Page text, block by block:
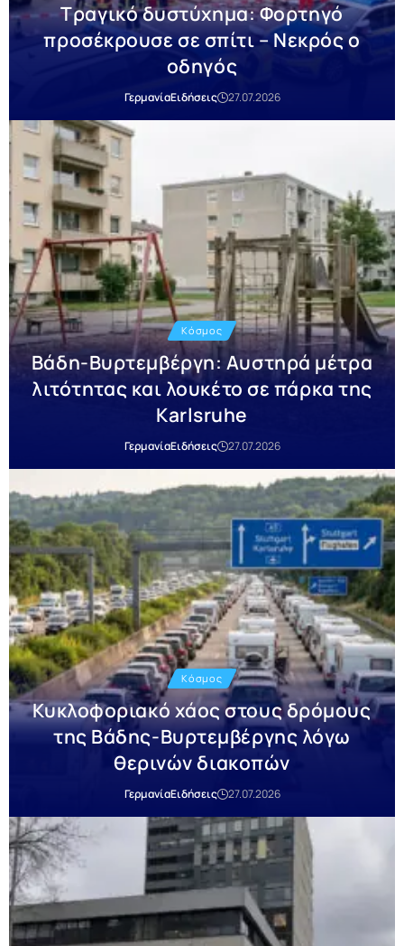
Τραγικό δυστύχημα: Φορτηγό
προσέκρουσε σε σπίτι – Νεκρός ο
οδηγός
ΓερμανίαΕιδήσεις 27.07.2026
Κόσμος
Βάδη-Βυρτεμβέργη: Αυστηρά μέτρα
λιτότητας και λουκέτο σε πάρκα της
Karlsruhe
ΓερμανίαΕιδήσεις 27.07.2026
Κόσμος
Κυκλοφοριακό χάος στους δρόμους
της Βάδης-Βυρτεμβέργης λόγω
θερινών διακοπών
ΓερμανίαΕιδήσεις 27.07.2026